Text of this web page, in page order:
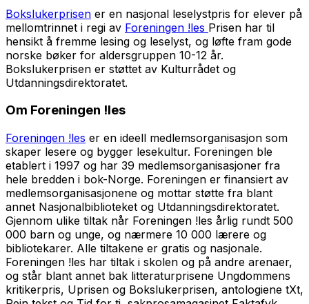
Bokslukerprisen er en nasjonal leselystpris for elever på
mellomtrinnet i regi av Foreningen !les Prisen har til
hensikt å fremme lesing og leselyst, og løfte fram gode
norske bøker for aldersgruppen 10-12 år.
Bokslukerprisen er støttet av Kulturrådet og
Utdanningsdirektoratet.
Om Foreningen !les
Foreningen !les er en ideell medlemsorganisasjon som
skaper lesere og bygger lesekultur. Foreningen ble
etablert i 1997 og har 39 medlemsorganisasjoner fra
hele bredden i bok-Norge. Foreningen er finansiert av
medlemsorganisasjonene og mottar støtte fra blant
annet Nasjonalbiblioteket og Utdanningsdirektoratet.
Gjennom ulike tiltak når Foreningen !les årlig rundt 500
000 barn og unge, og nærmere 10 000 lærere og
bibliotekarer. Alle tiltakene er gratis og nasjonale.
Foreningen !les har tiltak i skolen og på andre arenaer,
og står blant annet bak litteraturprisene Ungdommens
kritikerpris, Uprisen og Bokslukerprisen, antologiene tXt,